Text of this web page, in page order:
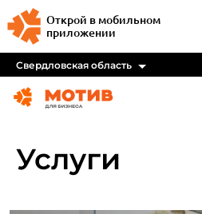
Открой в мобильном
приложении
Свердловская область
Услуги